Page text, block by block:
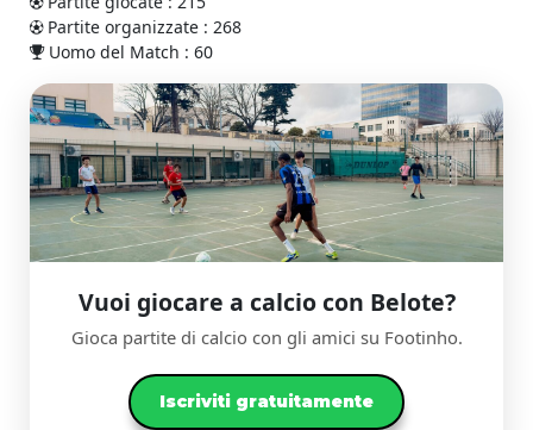
Partite organizzate : 268
Uomo del Match : 60
Vuoi giocare a calcio con Belote?
Gioca partite di calcio con gli amici su Footinho.
Iscriviti gratuitamente